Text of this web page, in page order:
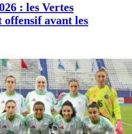
: les Vertes
avant les